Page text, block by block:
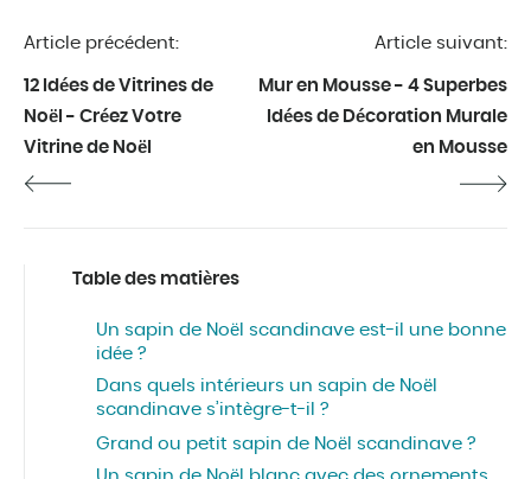
Article précédent:
12 Idées de Vitrines de
Noël - Créez Votre
Vitrine de Noël
Article suivant:
Mur en Mousse - 4 Superbes
Idées de Décoration Murale
en Mousse
Table des matières
Un sapin de Noël scandinave est-il une bonne
idée ?
Dans quels intérieurs un sapin de Noël
scandinave s’intègre-t-il ?
Grand ou petit sapin de Noël scandinave ?